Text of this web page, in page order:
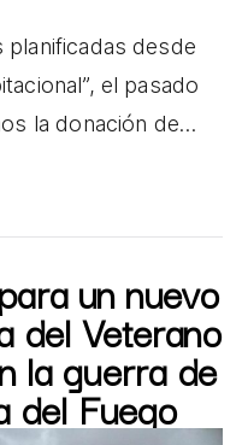
planificadas desde
el pasado
la donación de…
un nuevo
del Veterano
la guerra de
del Fuego